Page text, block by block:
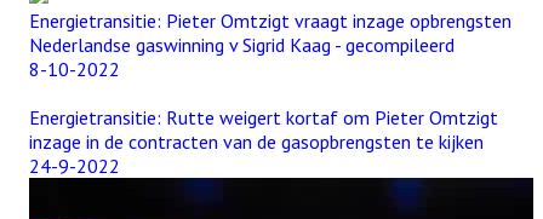
Energietransitie: Pieter Omtzigt vraagt inzage opbrengsten
Nederlandse gaswinning v Sigrid Kaag - gecompileerd
8-10-2022
Energietransitie: Rutte weigert kortaf om Pieter Omtzigt
inzage in de contracten van de gasopbrengsten te kijken
24-9-2022